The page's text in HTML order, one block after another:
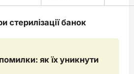
стерилізації банок
як їх уникнути